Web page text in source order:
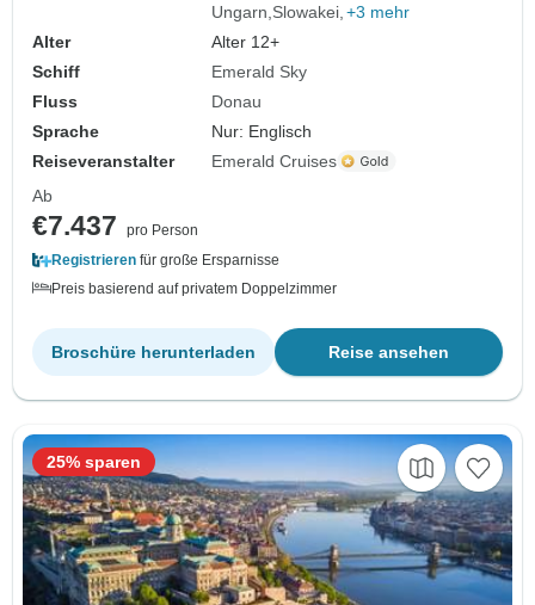
Ungarn Slowakei +3 mehr
Alter
Alter 12+
Schiff
Emerald Sky
Fluss
Donau
Sprache
Nur: Englisch
Reiseveranstalter
Emerald Cruises
Ab
€7.437
pro Person
Registrieren für große Ersparnisse
Preis basierend auf privatem Doppelzimmer
Reise ansehen
Broschüre herunterladen
25% sparen